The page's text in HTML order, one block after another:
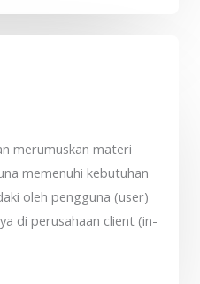
merumuskan materi
memenuhi kebutuhan
oleh pengguna (user)
di perusahaan client (in-